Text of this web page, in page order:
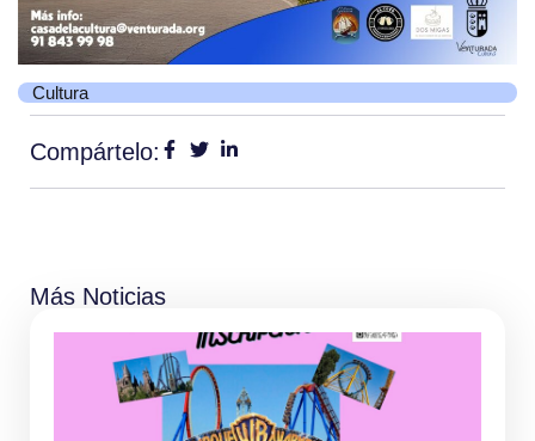
Cultura
Compártelo:
Más Noticias